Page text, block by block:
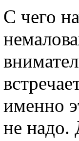
С чего
именно
не надо.